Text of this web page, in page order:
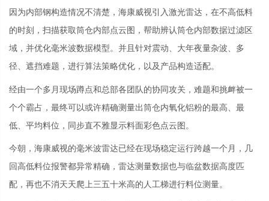
因为内部钢构造情况不清楚，海康威视引入激光雷达，在不高低料
的时刻，扫描获取筒仓内部点云图，帮助辨认筒仓内部数据过滤区
域，并优化毫米波数据模型。并且针对震动、大年夜量杂波、多
径、遮挡难题，进行算法策略优化，以及产品构造适配。
经由一个多月现场蹲点和总部各团队的协同攻关，难题和挑衅被一
个个霸占，最终可以或许精确测量出筒仓内氧化铝粉的最高、最
低、平均料位，同步直不雅显示料面彩色点云图。
今朝，海康威视的毫米波雷达已经在现场稳定运行跨越一个月，几
回高低料位报警都异常精确，雷达测量数据也与临盆数据高度匹
配，再也不消天天爬上三五十米高的人工梯进行料位测量。